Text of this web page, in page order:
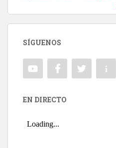
SÍGUENOS
EN DIRECTO